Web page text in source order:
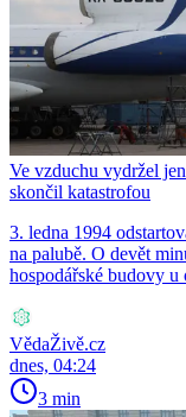
Ve vzduchu vydržel
skončil katastrofou
3. ledna 1994
na palubě. O devět
hospodářské budovy
VědaŽivě.cz
dnes, 04:24
3 min